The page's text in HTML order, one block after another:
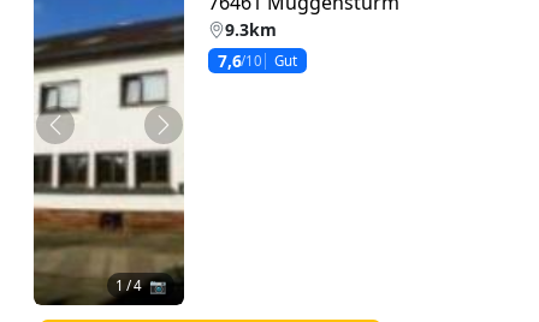
Zurück Weiter
1 / 4 📷
9.3km
7,6/10 Gut